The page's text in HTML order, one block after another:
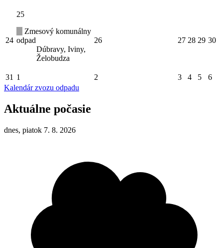
24
25
Zmesový komunálny
odpad
Dúbravy, Iviny,
Želobudza
26 27 28 29 30
31 1 2 3 4 5
6
Kalendár zvozu odpadu
Aktuálne počasie
dnes, piatok 7. 8. 2026